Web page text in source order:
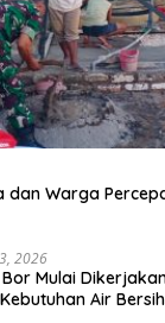
dan Warga
2026
Mulai
Air